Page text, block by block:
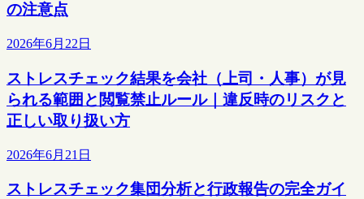
の注意点
2026年6月22日
ストレスチェック結果を会社（上司・人事）が見
られる範囲と閲覧禁止ルール｜違反時のリスクと
正しい取り扱い方
2026年6月21日
ストレスチェック集団分析と行政報告の完全ガイ